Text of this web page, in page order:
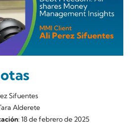
Sifuentes
Alderete
: 18 de febrero de 2025